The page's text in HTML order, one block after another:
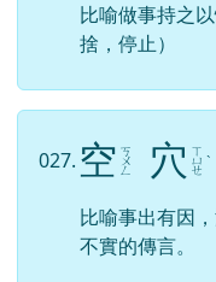
比喻做事持之
捨，停止）
027. 空 ㄎ
ㄨ
ㄥ 穴 ㄒ
ㄩ
ㄝ
ˋ
比喻事出有因
不實的傳言。